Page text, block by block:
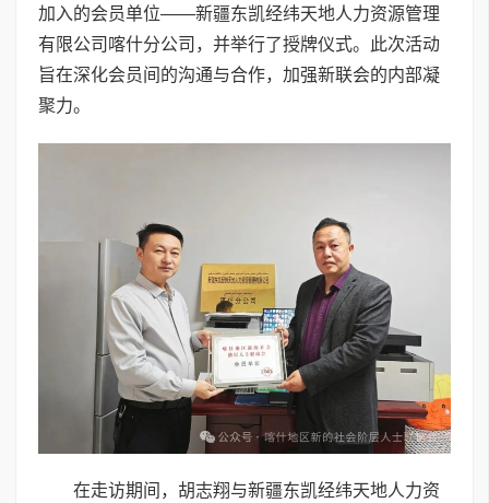
加入的会员单位——新疆东凯经纬天地人力资源管理
有限公司喀什分公司，并举行了授牌仪式。此次活动
旨在深化会员间的沟通与合作，加强新联会的内部凝
聚力。
在走访期间，胡志翔与新疆东凯经纬天地人力资